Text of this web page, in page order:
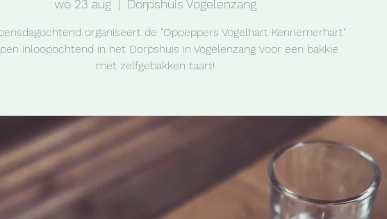
wo 23 aug
  |
Dorpshuis Vogelenzang
organiseert de "Oppeppers Vogelhart Kennemerhart"
inloopochtend in het Dorpshuis in Vogelenzang voor een bakkie
met zelfgebakken taart!